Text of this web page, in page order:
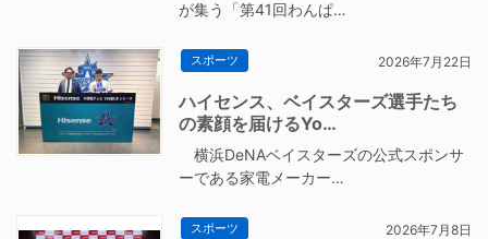
が集う「第41回わんぱ…
スポーツ 2026年7月22日
ハイセンス、ベイスターズ選手たち
の素顔を届けるYo…
横浜DeNAベイスターズの公式スポンサ
ーである家電メーカー…
スポーツ 2026年7月8日